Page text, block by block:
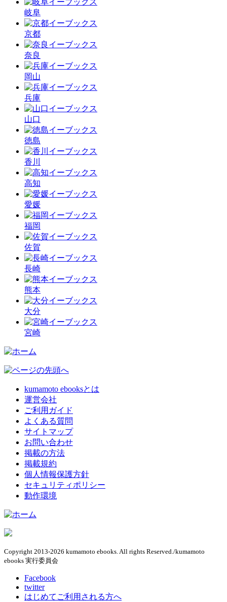
岐阜
京都
奈良
岡山
兵庫
山口
徳島
香川
高知
愛媛
福岡
佐賀
長崎
熊本
大分
宮崎
kumamoto ebooksとは
運営会社
ご利用ガイド
よくある質問
サイトマップ
お問い合わせ
掲載の方法
掲載規約
個人情報保護方針
セキュリティポリシー
動作環境
Copyright 2013-2026 kumamoto ebooks. All rights Reserved./kumamoto
ebooks 実行委員会
Facebook
twitter
はじめてご利用される方へ